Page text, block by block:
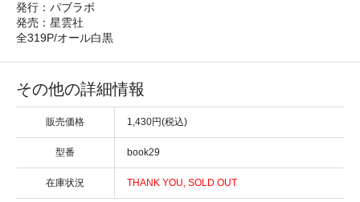
発行：パブラボ
発売：星雲社
全319P/オール白黒
その他の詳細情報
販売価格 1,430円(税込)
型番 book29
在庫状況 THANK YOU, SOLD OUT